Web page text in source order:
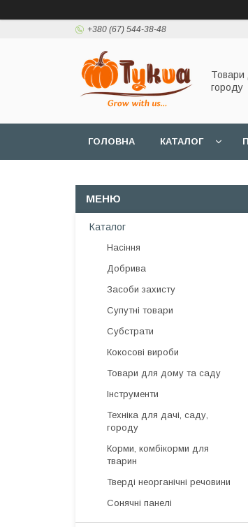
+380 (67) 544-38-48
Товари
городу
ГОЛОВНА КАТАЛОГ
Каталог
Насіння
Добрива
Засоби захисту
Супутні товари
Субстрати
Кокосові вироби
Товари для дому та саду
Інструменти
Техніка для дачі, саду,
городу
Корми, комбікорми для
тварин
Тверді неорганічні речовини
Сонячні панелі